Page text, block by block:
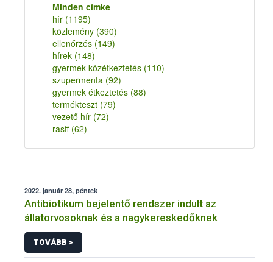
Minden címke
hír (1195)
közlemény (390)
ellenőrzés (149)
hírek (148)
gyermek közétkeztetés (110)
szupermenta (92)
gyermek étkeztetés (88)
termékteszt (79)
vezető hír (72)
rasff (62)
2022. január 28, péntek
Antibiotikum bejelentő rendszer indult az
állatorvosoknak és a nagykereskedőknek
TOVÁBB >